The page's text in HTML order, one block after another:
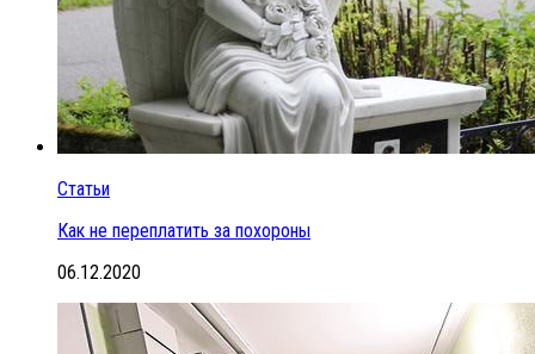
Статьи
Как не переплатить за похороны
06.12.2020